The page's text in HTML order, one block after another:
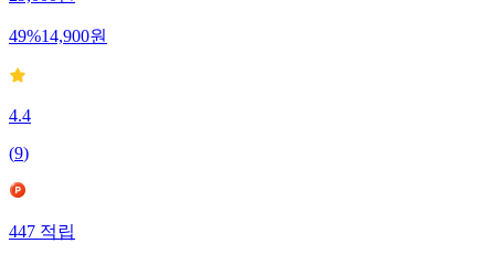
29,000원
49%14,900원
4.4
(9)
447적립